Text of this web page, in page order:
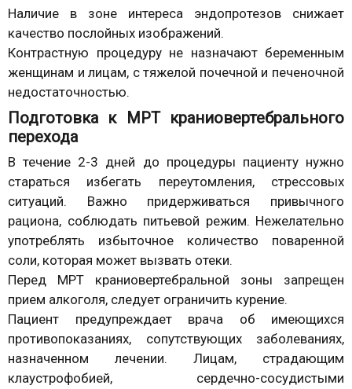
Наличие в зоне интереса эндопротезов снижает
качество послойных изображений.
Контрастную процедуру не назначают беременным
женщинам и лицам, с тяжелой почечной и печеночной
недостаточностью.
Подготовка к МРТ краниовертебрального
перехода
В течение 2-3 дней до процедуры пациенту нужно
стараться избегать переутомления, стрессовых
ситуаций. Важно придерживаться привычного
рациона, соблюдать питьевой режим. Нежелательно
употреблять избыточное количество поваренной
соли, которая может вызвать отеки.
Перед МРТ краниовертебральной зоны запрещен
прием алкоголя, следует ограничить курение.
Пациент предупреждает врача об имеющихся
противопоказаниях, сопутствующих заболеваниях,
назначенном лечении. Лицам, страдающим
клаустрофобией, сердечно-сосудистыми